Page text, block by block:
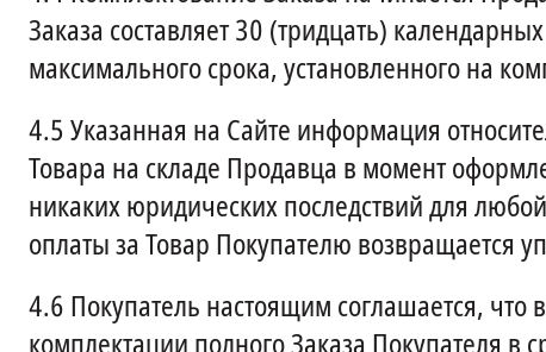
Заказа составляет 30 (тридцать)
максимального срока, установленного на
4.5Указанная на Сайте информация
Товара на складе Продавца в момент
никаких юридических последствий для
оплаты за Товар Покупателю возвращается
4.6 Покупатель настоящим соглашается,